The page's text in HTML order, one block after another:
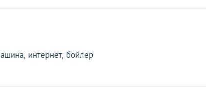
интернет, бойлер